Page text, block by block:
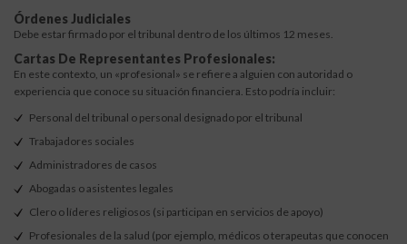
Órdenes Judiciales
Debe estar firmado por el tribunal dentro de los últimos 12 meses.
Cartas De Representantes Profesionales:
En este contexto, un «profesional» se refiere a alguien con autoridad o
experiencia que conoce su situación financiera. Esto podría incluir:
Personal del tribunal o personal designado por el tribunal
Trabajadores sociales
Administradores de casos
Abogadas o asistentes legales
Clero o líderes religiosos (si participan en servicios de apoyo)
Profesionales de la salud (por ejemplo, médicos o terapeutas que conocen